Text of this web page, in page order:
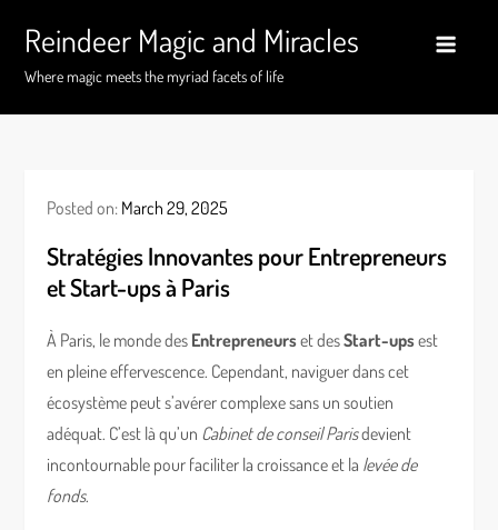
content
Reindeer Magic and Miracles
Where magic meets the myriad facets of life
Posted on: March 29, 2025
Stratégies Innovantes pour Entrepreneurs
et Start-ups à Paris
À Paris, le monde des Entrepreneurset desStart-upsest
en pleine effervescence. Cependant, naviguer dans cet
écosystème peut s’avérer complexe sans un soutien
adéquat. C’est là qu’un Cabinet de conseil Parisdevient
incontournable pour faciliter la croissance et la levée de
fonds.